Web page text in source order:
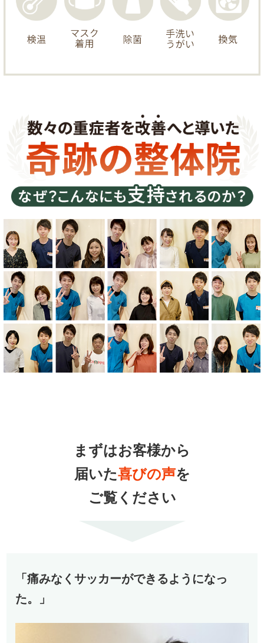
まずはお客様から
届いた喜びの声を
ご覧ください
「痛みなくサッカーができるようになっ
た。」